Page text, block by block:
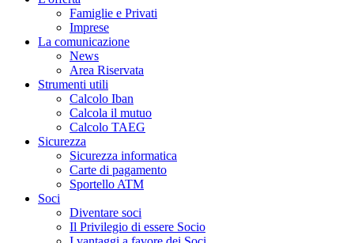
Famiglie e Privati
Imprese
La comunicazione
News
Area Riservata
Strumenti utili
Calcolo Iban
Calcola il mutuo
Calcolo TAEG
Sicurezza
Sicurezza informatica
Carte di pagamento
Sportello ATM
Soci
Diventare soci
Il Privilegio di essere Socio